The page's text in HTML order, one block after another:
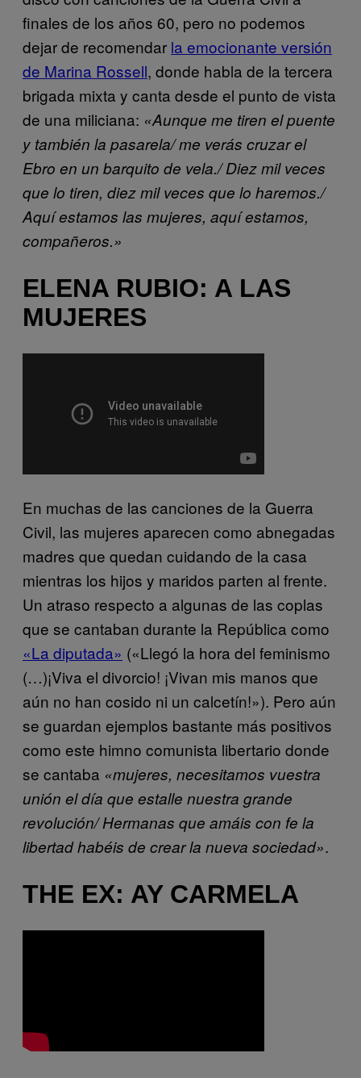
finales de los años 60, pero no podemos
dejar de recomendar la emocionante versión
de Marina Rossell, donde habla de la tercera
brigada mixta y canta desde el punto de vista
de una miliciana: «Aunque me tiren el puente
y también la pasarela/ me verás cruzar el
Ebro en un barquito de vela./ Diez mil veces
que lo tiren, diez mil veces que lo haremos./
Aquí estamos las mujeres, aquí estamos,
compañeros.»
ELENA RUBIO: A LAS
MUJERES
En muchas de las canciones de la Guerra
Civil, las mujeres aparecen como abnegadas
madres que quedan cuidando de la casa
mientras los hijos y maridos parten al frente.
Un atraso respecto a algunas de las coplas
que se cantaban durante la República como
«La diputada» («Llegó la hora del feminismo
(…)¡Viva el divorcio! ¡Vivan mis manos que
aún no han cosido ni un calcetín!»). Pero aún
se guardan ejemplos bastante más positivos
como este himno comunista libertario donde
se cantaba «mujeres, necesitamos vuestra
unión el día que estalle nuestra grande
revolución/ Hermanas que amáis con fe la
libertad habéis de crear la nueva sociedad».
THE EX: AY CARMELA